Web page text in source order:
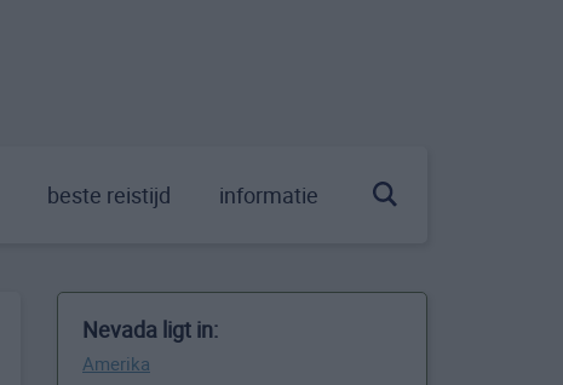
beste reistijd informatie
Nevada ligt in:
Amerika